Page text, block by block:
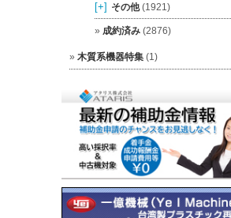
[+] その他(1921)
成約済み(2876)
木質系機器特集(1)